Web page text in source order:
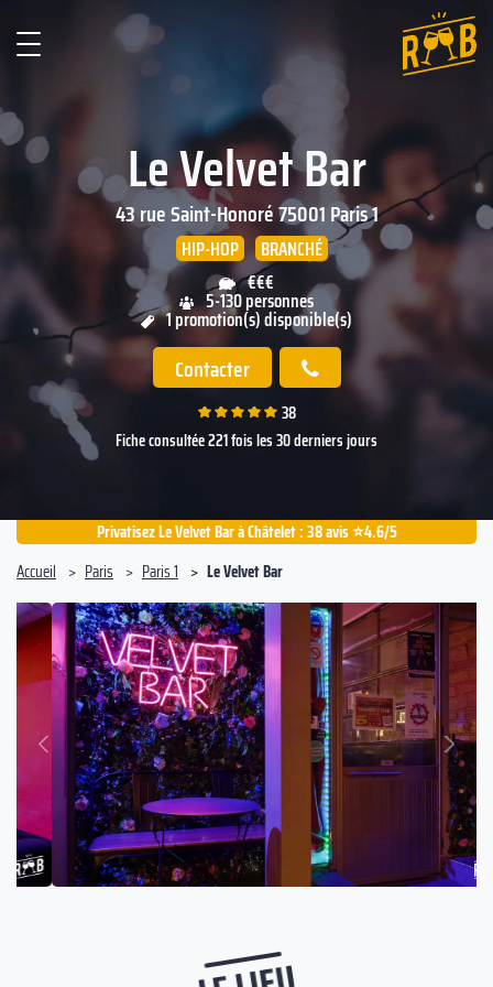
Le Velvet Bar
43 rue Saint-Honoré75001Paris 1
HIP-HOP
BRANCHÉ
€€€
5-130 personnes
1 promotion(s) disponible(s)
Contacter
38
Fiche consultée 221 fois les 30 derniers jours
Privatisez Le Velvet Bar à Châtelet : 38 avis ⭐4.6/5
Accueil
Paris Paris 1 Le Velvet Bar
Précédent
Suivant